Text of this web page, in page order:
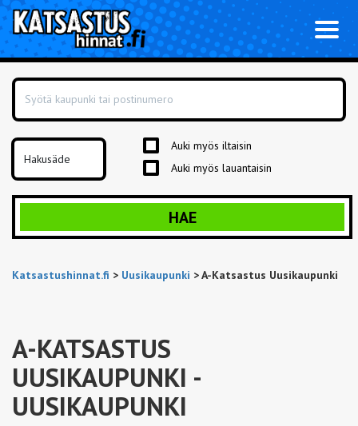
Auki myös iltaisin
Auki myös lauantaisin
HAE
Katsastushinnat.fi > Uusikaupunki >A-Katsastus Uusikaupunki
A-KATSASTUS
UUSIKAUPUNKI -
UUSIKAUPUNKI